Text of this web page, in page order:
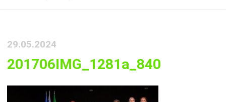
29.05.2024
201706IMG_1281a_840